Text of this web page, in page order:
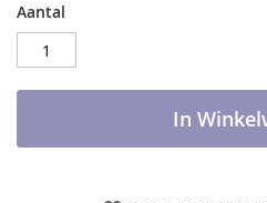
Aantal
In